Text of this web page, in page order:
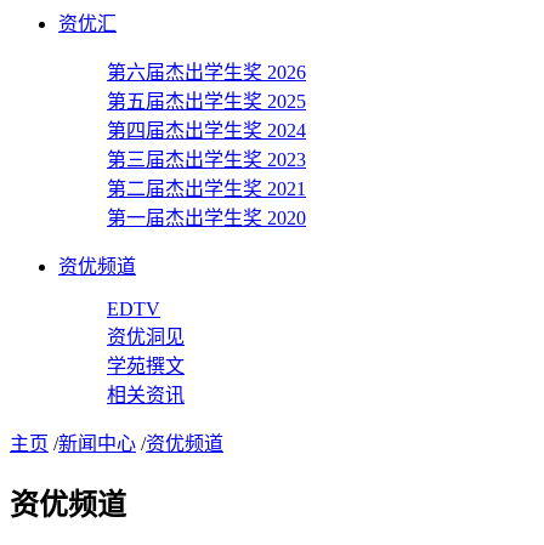
资优汇
第六届杰出学生奖 2026
第五届杰出学生奖 2025
第四届杰出学生奖 2024
第三届杰出学生奖 2023
第二届杰出学生奖 2021
第一届杰出学生奖 2020
资优频道
EDTV
资优洞见
学苑撰文
相关资讯
主页 /新闻中心 /资优频道
资优频道